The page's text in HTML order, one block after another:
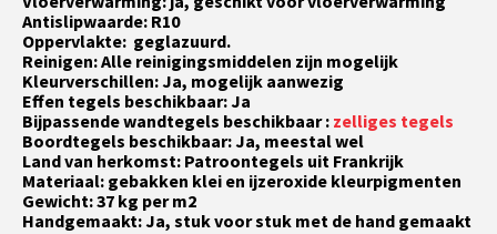
Antislipwaarde: R10
Oppervlakte: geglazuurd.
Reinigen: Alle reinigingsmiddelen zijn mogelijk
Kleurverschillen: Ja, mogelijk aanwezig
Effen tegels beschikbaar: Ja
Bijpassende wandtegels beschikbaar : zelliges tegels
Boordtegels beschikbaar: Ja, meestal wel
Land van herkomst: Patroontegels uit Frankrijk
Materiaal: gebakken klei en ijzeroxide kleurpigmenten
Gewicht: 37 kg per m2
Handgemaakt: Ja, stuk voor stuk met de hand gemaakt